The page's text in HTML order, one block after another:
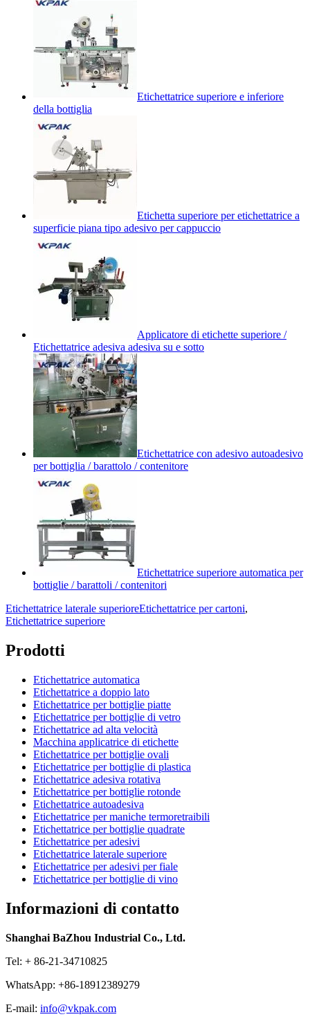
Etichettatrice superiore e inferiore
della bottiglia
Etichetta superiore per etichettatrice a
superficie piana tipo adesivo per cappuccio
Applicatore di etichette superiore /
Etichettatrice adesiva adesiva su e sotto
Etichettatrice con adesivo autoadesivo
per bottiglia / barattolo / contenitore
Etichettatrice superiore automatica per
bottiglie / barattoli / contenitori
Etichettatrice laterale superioreEtichettatrice per cartoni,
Etichettatrice superiore
Prodotti
Etichettatrice automatica
Etichettatrice a doppio lato
Etichettatrice per bottiglie piatte
Etichettatrice per bottiglie di vetro
Etichettatrice ad alta velocità
Macchina applicatrice di etichette
Etichettatrice per bottiglie ovali
Etichettatrice per bottiglie di plastica
Etichettatrice adesiva rotativa
Etichettatrice per bottiglie rotonde
Etichettatrice autoadesiva
Etichettatrice per maniche termoretraibili
Etichettatrice per bottiglie quadrate
Etichettatrice per adesivi
Etichettatrice laterale superiore
Etichettatrice per adesivi per fiale
Etichettatrice per bottiglie di vino
Informazioni di contatto
Shanghai BaZhou Industrial Co., Ltd.
Tel: + 86-21-34710825
WhatsApp: +86-18912389279
E-mail: info@vkpak.com